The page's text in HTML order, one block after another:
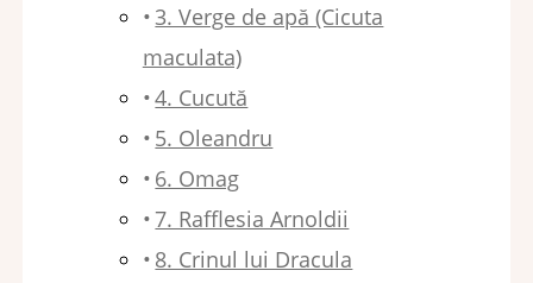
3. Verge de apă (Cicuta
maculata)
4. Cucută
5. Oleandru
6. Omag
7. Rafflesia Arnoldii
8. Crinul lui Dracula